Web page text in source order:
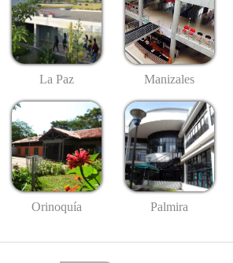
La Paz Manizales
Orinoquía Palmira